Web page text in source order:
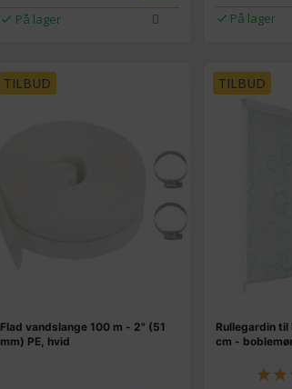
På lager På lager
TILBUD
Flad vandslange 100 m - 2" (51
mm) PE, hvid
TILBUD
Rullegardin
cm -